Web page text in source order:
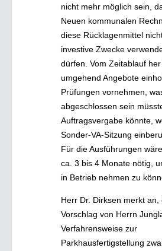
nicht mehr möglich sein,
Neuen kommunalen
diese Rücklagenmittel
investive Zwecke
dürfen. Vom Zeitablauf
umgehend Angebote
Prüfungen vornehmen,
abgeschlossen sein
Auftragsvergabe könnte,
Sonder-VA-Sitzung
Für die Ausführungen
ca. 3 bis 4 Monate nötig,
in Betrieb nehmen zu
Herr Dr. Dirksen merkt an,
Vorschlag von Herrn
Verfahrensweise zur
Parkhausfertigstellung